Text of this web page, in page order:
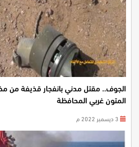
الجوف.. مقتل مدني بانفجار قذيفة من
المتون غربي المحافظة